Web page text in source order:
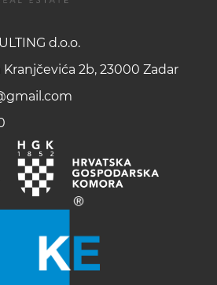
d.o.o.
2b, 23000 Zadar